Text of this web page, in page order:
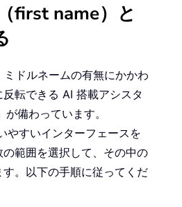
first name）と
ミドルネームの有無にかかわ
転できる AI 搭載アシスタ
備わっています。
やすいインターフェースを
範囲を選択して、その中の
。以下の手順に従ってくだ